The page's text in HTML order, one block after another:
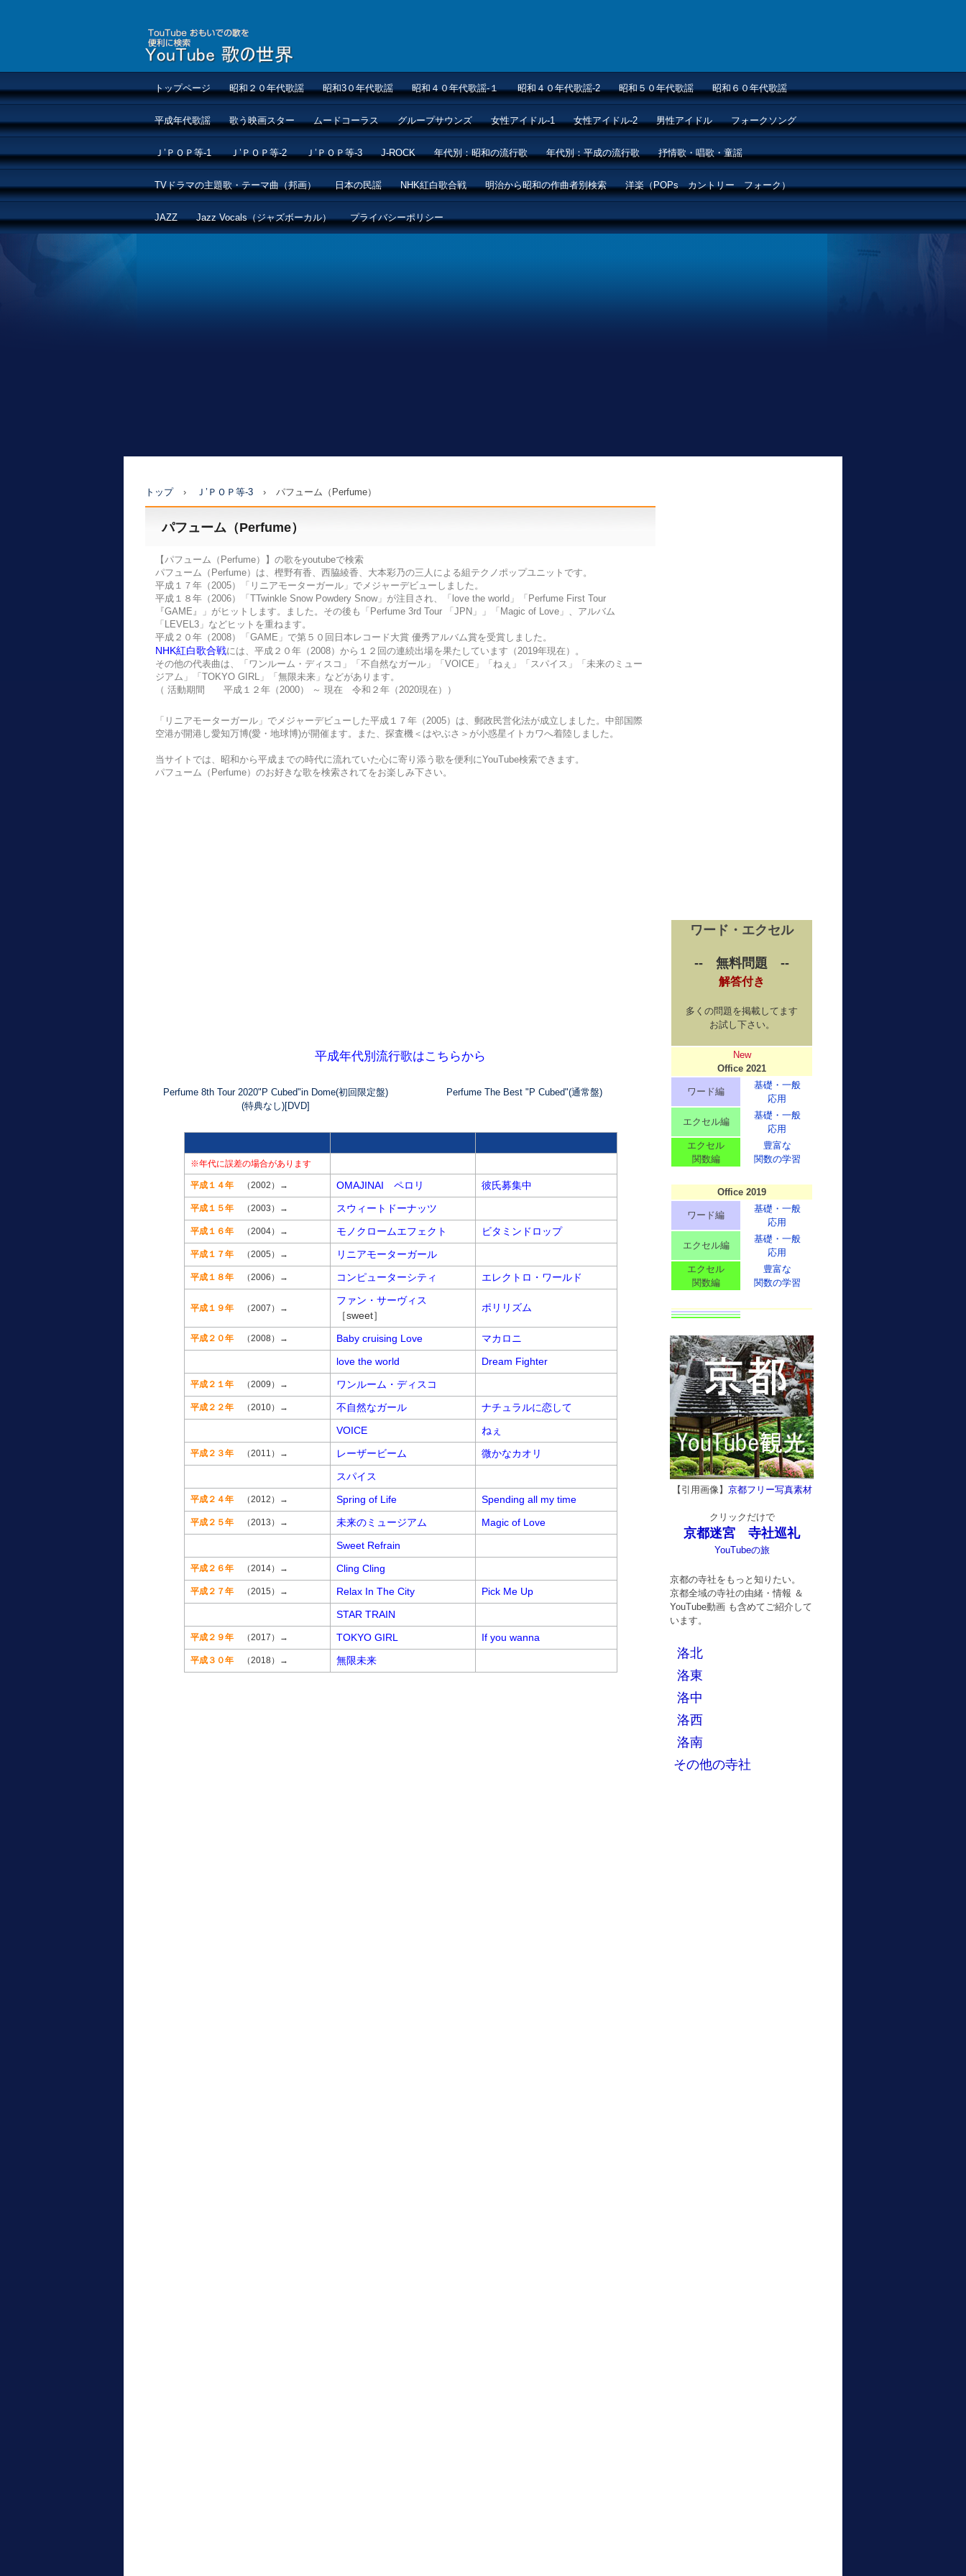
トップページ 昭和２０年代歌謡 昭和3０年代歌謡 昭和４０年代歌謡-１ 昭和４０年代歌謡-2 昭和５０年代歌謡 昭和６０年代歌謡
平成年代歌謡 歌う映画スター ムードコーラス グループサウンズ 女性アイドル-1 女性アイドル-2 男性アイドル フォークソング
Ｊ’ＰＯＰ等-1 Ｊ’ＰＯＰ等-2 Ｊ’ＰＯＰ等-3 J-ROCK 年代別：昭和の流行歌 年代別：平成の流行歌 抒情歌・唱歌・童謡
TVドラマの主題歌・テーマ曲（邦画） 日本の民謡 NHK紅白歌合戦 明治から昭和の作曲者別検索 洋楽（POPs カントリー フォーク）
JAZZ Jazz Vocals（ジャズボーカル） プライバシーポリシー
トップ › Ｊ’ＰＯＰ等-3 › パフューム（Perfume）
パフューム（Perfume）
【パフューム（Perfume）】の歌をyoutubeで検索
パフューム（Perfume）は、樫野有香、西脇綾香、大本彩乃の三人による組テクノポップユニットです。
平成１７年（2005）「リニアモーターガール」でメジャーデビューしました。
平成１８年（2006）「TTwinkle Snow Powdery Snow」が注目され、「love the world」「Perfume First Tour
『GAME』」がヒットします。ました。その後も「Perfume 3rd Tour 「JPN」」「Magic of Love」、アルバム
「LEVEL3」などヒットを重ねます。
平成２０年（2008）「GAME」で第５０回日本レコード大賞 優秀アルバム賞を受賞しました。
NHK紅白歌合戦には、平成２０年（2008）から１２回の連続出場を果たしています（2019年現在）。
その他の代表曲は、「ワンルーム・ディスコ」「不自然なガール」「VOICE」「ねぇ」「スパイス」「未来のミュー
ジアム」「TOKYO GIRL」「無限未来」などがあります。
（ 活動期間 平成１２年（2000） ～ 現在 令和２年（2020現在））
「リニアモーターガール」でメジャーデビューした平成１７年（2005）は、郵政民営化法が成立しました。中部国際
空港が開港し愛知万博(愛・地球博)が開催ます。また、探査機＜はやぶさ＞が小惑星イトカワへ着陸しました。
当サイトでは、昭和から平成までの時代に流れていた心に寄り添う歌を便利にYouTube検索できます。
パフューム（Perfume）のお好きな歌を検索されてをお楽しみ下さい。
平成年代別流行歌はこちらから
Perfume 8th Tour 2020"P Cubed"in Dome(初回限定盤)
(特典なし)[DVD]
Perfume The Best "P Cubed"(通常盤)
※年代に誤差の場合があります
平成１４年（2002）→ OMAJINAI ペロリ 彼氏募集中
平成１５年（2003）→ スウィートドーナッツ
平成１６年（2004）→ モノクロームエフェクト ビタミンドロップ
平成１７年（2005）→ リニアモーターガール
平成１８年（2006）→ コンピューターシティ エレクトロ・ワールド
平成１９年（2007）→
ファン・サーヴィス
［sweet］
ポリリズム
平成２０年（2008）→ Baby cruising Love
マカロニ
love the world
Dream Fighter
平成２１年（2009）→ ワンルーム・ディスコ
平成２２年（2010）→ 不自然なガール
ナチュラルに恋して
VOICE
ねぇ
平成２３年（2011）→ レーザービーム
微かなカオリ
スパイス
平成２４年（2012）→ Spring of Life Spending all my time
平成２５年（2013）→ 未来のミュージアム
Magic of Love
Sweet Refrain
平成２６年（2014）→ Cling Cling
平成２７年（2015）→ Relax In The City
Pick Me Up
STAR TRAIN
平成２９年（2017）→ TOKYO GIRL If you wanna
平成３０年（2018）→ 無限未来
ワード・エクセル
-- 無料問題 --
解答付き
多くの問題を掲載してます
お試し下さい。
New
Office 2021
ワード編
基礎・一般
応用
エクセル編
基礎・一般
応用
エクセル
関数編
豊富な
関数の学習
Office 2019
ワード編
基礎・一般
応用
エクセル編
基礎・一般
応用
エクセル
関数編
豊富な
関数の学習
【引用画像】 京都フリー写真素材
クリックだけで
京都迷宮 寺社巡礼
YouTubeの旅
京都の寺社をもっと知りたい。
京都全域の寺社の由緒・情報 ＆
YouTube動画 も含めてご紹介して
います。
洛北
洛東
洛中
洛西
洛南
その他の寺社